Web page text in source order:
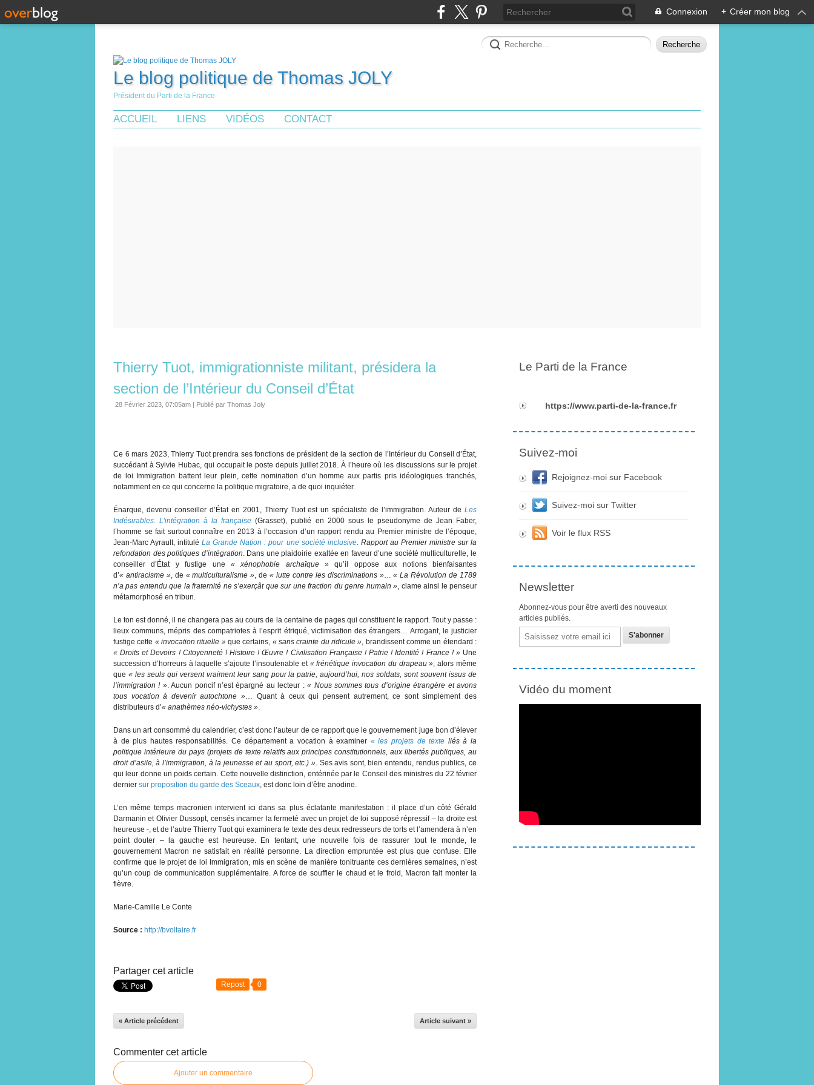
Connexion + Créer mon blog
Le blog politique de Thomas JOLY
Président du Parti de la France
ACCUEIL LIENS VIDÉOS CONTACT
Thierry Tuot, immigrationniste militant, présidera la
section de l’Intérieur du Conseil d’État
28 Février 2023, 07:05am | Publié par Thomas Joly
Ce 6 mars 2023, Thierry Tuot prendra ses fonctions de président de la section de l’Intérieur du Conseil d’État,
succédant à Sylvie Hubac, qui occupait le poste depuis juillet 2018. À l’heure où les discussions sur le projet
de loi Immigration battent leur plein, cette nomination d’un homme aux partis pris idéologiques tranchés,
notamment en ce qui concerne la politique migratoire, a de quoi inquiéter.
Énarque, devenu conseiller d’État en 2001, Thierry Tuot est un spécialiste de l’immigration. Auteur de Les
Indésirables. L'intégration à la française (Grasset), publié en 2000 sous le pseudonyme de Jean Faber,
l’homme se fait surtout connaître en 2013 à l’occasion d’un rapport rendu au Premier ministre de l’époque,
Jean-Marc Ayrault, intituléLa Grande Nation : pour une société inclusive. Rapport au Premier ministre sur la
refondation des politiques d’intégration. Dans une plaidoirie exaltée en faveur d’une société multiculturelle, le
conseiller d’État y fustige une « xénophobie archaïque » qu’il oppose aux notions bienfaisantes
d’« antiracisme », de « multiculturalisme », de« lutte contre les discriminations »…« La Révolution de 1789
n’a pas entendu que la fraternité ne s’exerçât que sur une fraction du genre humain », clame ainsi le penseur
métamorphosé en tribun.
Le ton est donné, il ne changera pas au cours de la centaine de pages qui constituent le rapport. Tout y passe :
lieux communs, mépris des compatriotes à l’esprit étriqué, victimisation des étrangers… Arrogant, le justicier
fustige cette « invocation rituelle »que certains, « sans crainte du ridicule », brandissent comme un étendard :
« Droits et Devoirs ! Citoyenneté ! Histoire ! Œuvre ! Civilisation Française ! Patrie ! Identité ! France ! »Une
succession d’horreurs à laquelle s’ajoute l’insoutenable et « frénétique invocation du drapeau », alors même
que « les seuls qui versent vraiment leur sang pour la patrie, aujourd’hui, nos soldats, sont souvent issus de
l’immigration ! ». Aucun poncif n’est épargné au lecteur :« Nous sommes tous d’origine étrangère et avons
tous vocation à devenir autochtone »… Quant à ceux qui pensent autrement, ce sont simplement des
distributeurs d’« anathèmes néo-vichystes ».
Dans un art consommé du calendrier, c’est donc l’auteur de ce rapport que le gouvernement juge bon d’élever
à de plus hautes responsabilités.Ce département a vocation à examiner « les projets de texte liés à la
politique intérieure du pays (projets de texte relatifs aux principes constitutionnels, aux libertés publiques, au
droit d’asile, à l’immigration, à la jeunesse et au sport, etc.) ». Ses avis sont, bien entendu, rendus publics, ce
qui leur donne un poids certain. Cette nouvelle distinction, entérinée par le Conseil des ministres du 22 février
dernier sur proposition du garde des Sceaux, est donc loin d’être anodine.
L’en même temps macronien intervient ici dans sa plus éclatante manifestation : il place d’un côté Gérald
Darmanin et Olivier Dussopt, censés incarner la fermeté avec un projet de loi supposé répressif – la droite est
heureuse -, et de l’autre Thierry Tuot qui examinera le texte des deux redresseurs de torts et l’amendera à n’en
point douter – la gauche est heureuse. En tentant, une nouvelle fois de rassurer tout le monde, le
gouvernement Macron ne satisfait en réalité personne. La direction empruntée est plus que confuse. Elle
confirme que le projet de loi Immigration, mis en scène de manière tonitruante ces dernières semaines, n’est
qu’un coup de communication supplémentaire. A force de souffler le chaud et le froid, Macron fait monter la
fièvre.
Marie-Camille Le Conte
Source : http://bvoltaire.fr
Partager cet article
Repost 0
« Article précédent Article suivant »
Commenter cet article
Ajouter un commentaire
Le Parti de la France
https://www.parti-de-la-france.fr
Suivez-moi
Rejoignez-moi sur Facebook
Suivez-moi sur Twitter
Voir le flux RSS
Newsletter
Abonnez-vous pour être averti des nouveaux
articles publiés.
Email
Vidéo du moment